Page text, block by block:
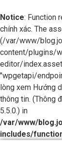
Notice: Function
chính xác. The
(/var/www/
content/plugins/
editor/
"wpgetapi/
lòng xem Hướng
thông tin. (Thông
5.5.0.) in
/var/www/
includes/